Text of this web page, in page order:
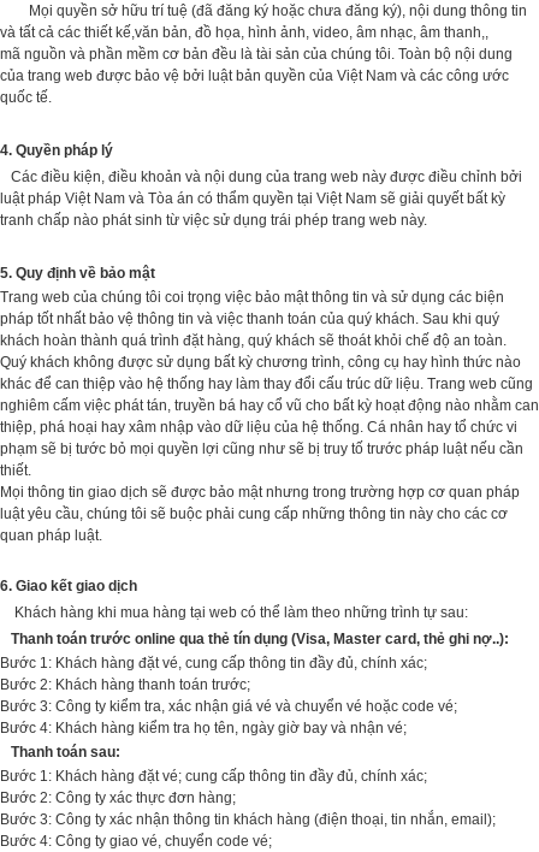
Mọi quyền sở hữu trí tuệ (đã đăng ký hoặc chưa đăng ký), nội dung thông tin
và tất cả các thiết kế,văn bản, đồ họa, hình ảnh, video, âm nhạc, âm thanh,,
mã nguồn và phần mềm cơ bản đều là tài sản của chúng tôi. Toàn bộ nội dung
của trang web được bảo vệ bởi luật bản quyền của Việt Nam và các công ước
quốc tế.
4. Quyền pháp lý
Các điều kiện, điều khoản và nội dung của trang web này được điều chỉnh bởi
luật pháp Việt Nam và Tòa án có thẩm quyền tại Việt Nam sẽ giải quyết bất kỳ
tranh chấp nào phát sinh từ việc sử dụng trái phép trang web này.
5. Quy định về bảo mật
Trang web của chúng tôi coi trọng việc bảo mật thông tin và sử dụng các biện
pháp tốt nhất bảo vệ thông tin và việc thanh toán của quý khách. Sau khi quý
khách hoàn thành quá trình đặt hàng, quý khách sẽ thoát khỏi chế độ an toàn.
Quý khách không được sử dụng bất kỳ chương trình, công cụ hay hình thức nào
khác để can thiệp vào hệ thống hay làm thay đổi cấu trúc dữ liệu. Trang web cũng
nghiêm cấm việc phát tán, truyền bá hay cổ vũ cho bất kỳ hoạt động nào nhằm can
thiệp, phá hoại hay xâm nhập vào dữ liệu của hệ thống. Cá nhân hay tổ chức vi
phạm sẽ bị tước bỏ mọi quyền lợi cũng như sẽ bị truy tố trước pháp luật nếu cần
thiết.
Mọi thông tin giao dịch sẽ được bảo mật nhưng trong trường hợp cơ quan pháp
luật yêu cầu, chúng tôi sẽ buộc phải cung cấp những thông tin này cho các cơ
quan pháp luật.
6. Giao kết giao dịch
Khách hàng khi mua hàng tại web có thể làm theo những trình tự sau:
Thanh toán trước online qua thẻ tín dụng (Visa, Master card, thẻ ghi nợ..):
Bước 1: Khách hàng đặt vé, cung cấp thông tin đầy đủ, chính xác;
Bước 2: Khách hàng thanh toán trước;
Bước 3: Công ty kiểm tra, xác nhận giá vé và chuyển vé hoặc code vé;
Bước 4: Khách hàng kiểm tra họ tên, ngày giờ bay và nhận vé;
Thanh toán sau:
Bước 1: Khách hàng đặt vé; cung cấp thông tin đầy đủ, chính xác;
Bước 2: Công ty xác thực đơn hàng;
Bước 3: Công ty xác nhận thông tin khách hàng (điện thoại, tin nhắn, email);
Bước 4: Công ty giao vé, chuyển code vé;